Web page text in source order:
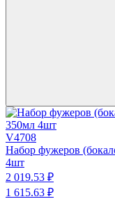
V4708
Набор фужеров
4шт
2 019.53 ₽
1 615.63 ₽